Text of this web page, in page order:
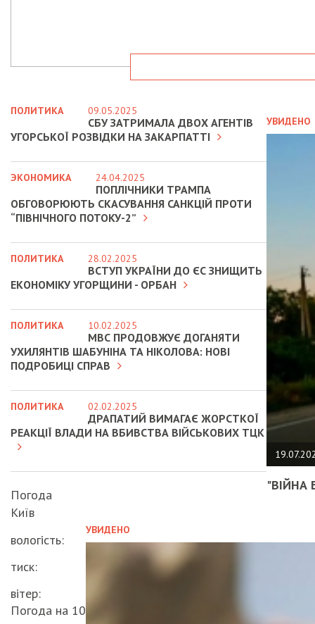
УВИДЕНО
"ВІЙНА
УВИДЕНО
ПОЛИТИКА 09.05.2025
СБУ ЗАТРИМАЛА ДВОХ АГЕНТІВ
УГОРСЬКОЇ РОЗВІДКИ НА ЗАКАРПАТТІ
ЭКОНОМИКА 24.04.2025
ПОПЛІЧНИКИ ТРАМПА
ОБГОВОРЮЮТЬ СКАСУВАННЯ САНКЦІЙ ПРОТИ
“ПІВНІЧНОГО ПОТОКУ-2”
ПОЛИТИКА 28.02.2025
ВСТУП УКРАЇНИ ДО ЄС ЗНИЩИТЬ
ЕКОНОМІКУ УГОРЩИНИ - ОРБАН
ПОЛИТИКА 10.02.2025
МВС ПРОДОВЖУЄ ДОГАНЯТИ
УХИЛЯНТІВ ШАБУНІНА ТА НІКОЛОВА: НОВІ
ПОДРОБИЦІ СПРАВ
ПОЛИТИКА 02.02.2025
ДРАПАТИЙ ВИМАГАЄ ЖОРСТКОЇ
РЕАКЦІЇ ВЛАДИ НА ВБИВСТВА ВІЙСЬКОВИХ ТЦК
Погода
Київ
вологість:
тиск:
вітер:
Погода на 10